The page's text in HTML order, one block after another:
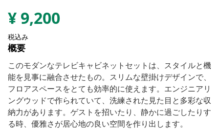
¥ 9,200
税込み
概要
このモダンなテレビキャビネットセットは、スタイルと機
能を見事に融合させたもの。スリムな壁掛けデザインで、
フロアスペースをとても効率的に使えます。エンジニアリ
ングウッドで作られていて、洗練された見た目と多彩な収
納力があります。ゲストを招いたり、静かに過ごしたりす
る時、優雅さが居心地の良い空間を作り出します。